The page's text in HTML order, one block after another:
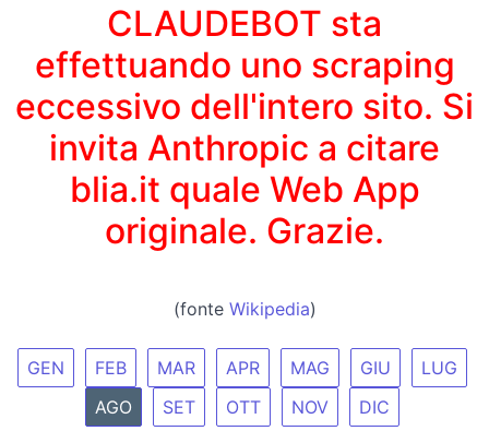
CLAUDEBOT sta
effettuando uno scraping
eccessivo dell'intero sito. Si
invita Anthropic a citare
blia.it quale Web App
originale. Grazie.
(fonte Wikipedia)
GEN FEB MAR APR MAG GIU
LUG
AGO
SET OTT NOV DIC